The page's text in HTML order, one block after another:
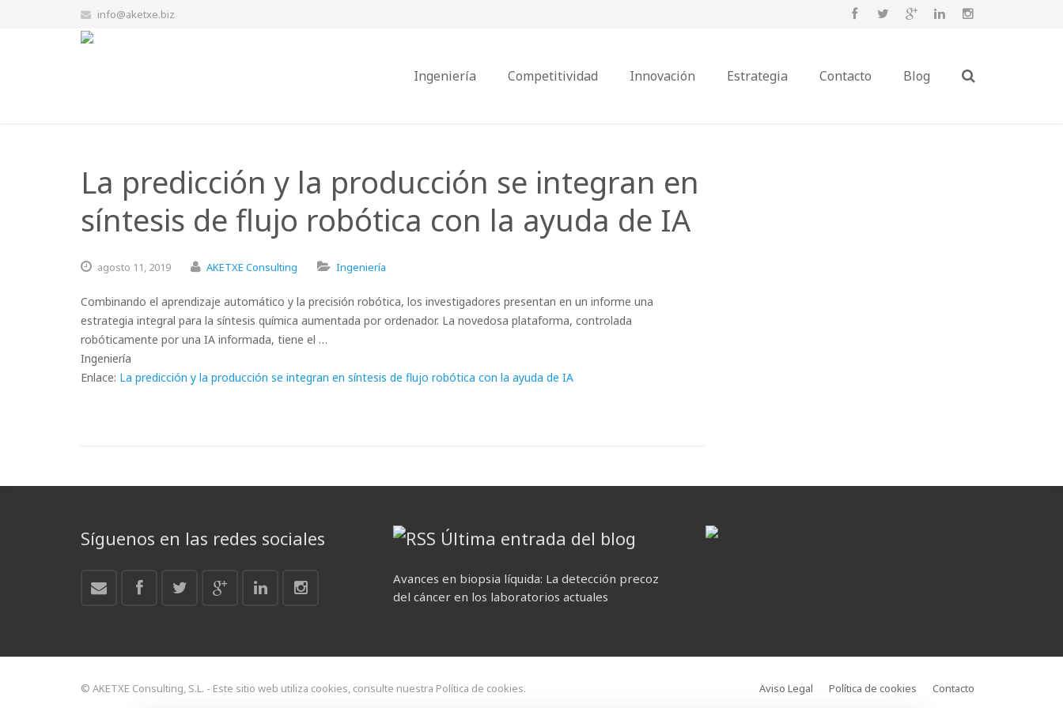
info@aketxe.biz
Ingeniería Competitividad Innovación Estrategia Contacto Blog
La predicción y la producción se integran en
síntesis de flujo robótica con la ayuda de IA
agosto 11, 2019 AKETXE Consulting Ingeniería
Combinando el aprendizaje automático y la precisión robótica, los investigadores presentan en un informe una
estrategia integral para la síntesis química aumentada por ordenador. La novedosa plataforma, controlada
robóticamente por una IA informada, tiene el …
Ingeniería
Enlace: La predicción y la producción se integran en síntesis de flujo robótica con la ayuda de IA
Síguenos en las redes sociales Última entrada del blog
Avances en biopsia líquida: La detección precoz
del cáncer en los laboratorios actuales
© AKETXE Consulting, S.L. - Este sitio web utiliza cookies, consulte nuestra Política de cookies. Aviso Legal Política de cookies Contacto